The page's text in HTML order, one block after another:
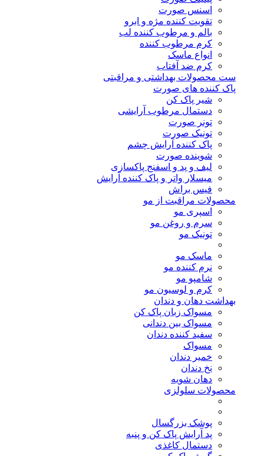
اسنس صورت
تقویت کننده مژه و ابرو
بالم و مرطوب کننده لب
کرم مرطوب کننده
انواع ماسک
کرم ضد آفتاب
ست محصولات بهداشتی و مراقبتی
پاک کننده های صورت
شیر پاک کن
دستمال مرطوب آرایشی
تونر صورت
تونیک صورت
پاک کننده آرایش چشم
شوینده صورت
لیف و پد و اسفنج پاکسازی
میسلار واتر و پاک کننده آرایش
فیس براش
محصولات مراقبت از مو
اسپری مو
سرم و روغن مو
تونیک مو
ماسک مو
نرم کننده مو
شامپو مو
کرم و لوسیون مو
بهداشت دهان و دندان
مسواک زبان پاک کن
مسواک بین دندانی
سفید کننده دندان
مسواک
خمیر دندان
نخ دندان
دهان شویه
محصولات سلولزی
پوشک بزرگسال
پد آرایش پاک کن و پنبه
دستمال کاغذی